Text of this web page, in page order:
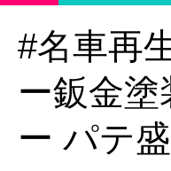
#名車再
ー鈑金
ー パテ